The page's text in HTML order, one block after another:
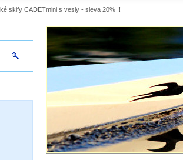
skify CADETmini s vesly - sleva 20% !!